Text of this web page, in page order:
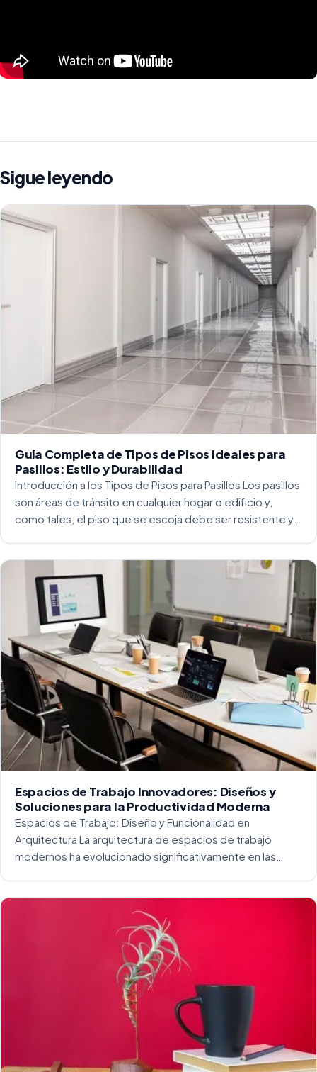
Sigue leyendo
Guía Completa de Tipos de Pisos Ideales para
Pasillos: Estilo y Durabilidad
Introducción a los Tipos de Pisos para Pasillos Los pasillos
son áreas de tránsito en cualquier hogar o edificio y,
como tales, el piso que se escoja debe ser resistente y
Espacios de Trabajo Innovadores: Diseños y
Soluciones para la Productividad Moderna
Espacios de Trabajo: Diseño y Funcionalidad en
Arquitectura La arquitectura de espacios de trabajo
modernos ha evolucionado significativamente en las